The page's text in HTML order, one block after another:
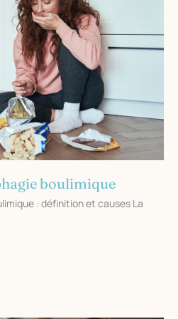
boulimique
: définition et causes La